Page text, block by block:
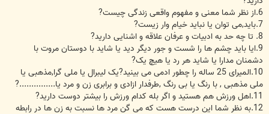
6.از نظر شما معنی و مفهوم واقعی زندگی چیست?
7.باید,می توان یا نباید خیام وار زیست?
8. تا چه حد به ادبیات و عرفان علاقه و اشنایی دارید?
9.ایا باید چشم ها را شست و جور دیگر دید یا شاید با دوستان مروت با
دشمنان مدارا یا شاید هر رد یا هیچ یک?
10.المیرای 25 ساله را چطور ادمی می بینید?یک لیبرال یا ملی گرا,مذهبی یا
ملی مذهبی , با رنگ یا بی رنگ ,طرفدار ازادی و برابری زن و مرد یا...............?
11.اهل ورزش هم هستید و اگر بله کدام ورزش را بیشتر دوست دارید?
12.به نظر شما این درست هست که می گن مرد ها نسبت به زن ها در رابطه